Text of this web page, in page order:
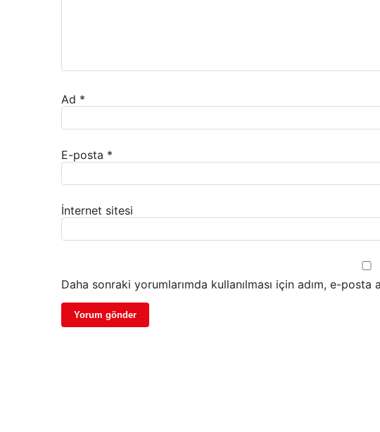
Ad *
E-posta *
İnternet sitesi
Daha sonraki yorumlarımda kullanılması için adım, e-